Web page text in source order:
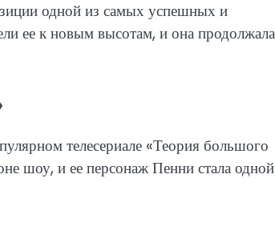
одной из самых успешных и
ее к новым высотам, и она продолжала
телесериале «Теория большого
шоу, и ее персонаж Пенни стала